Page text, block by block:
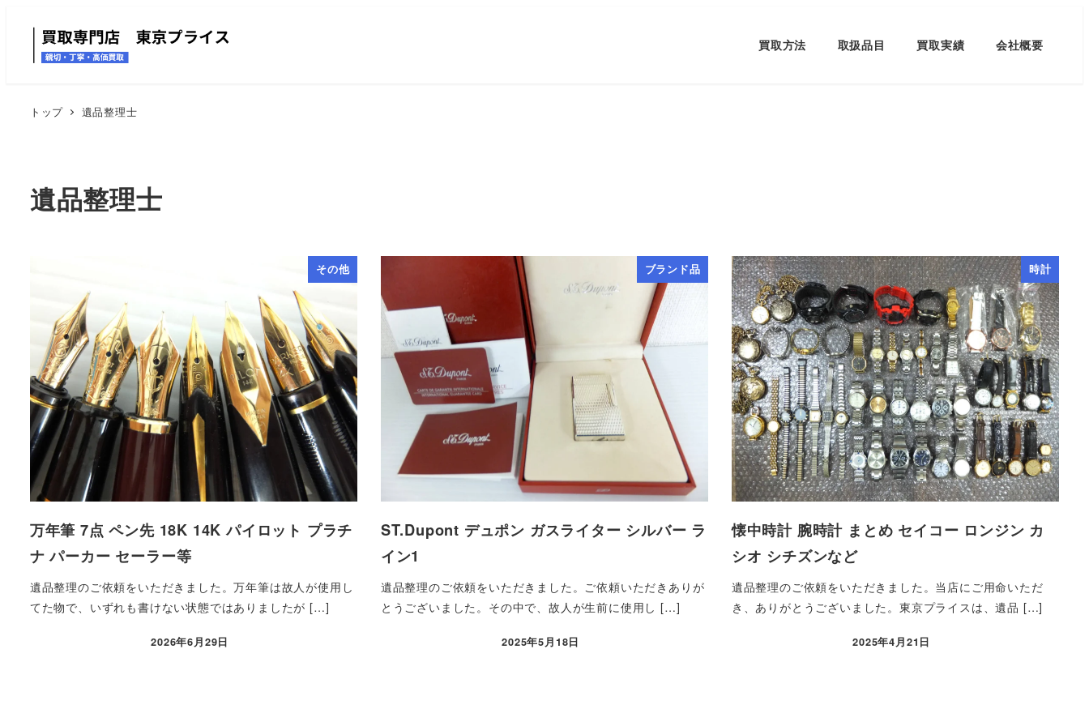
買取方法 取扱品目 買取実績 会社概要
トップ 遺品整理士
遺品整理士
その他
万年筆 7点 ペン先 18K 14K パイロット プラチ
ナ パーカー セーラー等
遺品整理のご依頼をいただきました。万年筆は故人が使用し
てた物で、いずれも書けない状態ではありましたが […]
2026年6月29日
ブランド品
ST.Dupont デュポン ガスライター シルバー ラ
イン1
遺品整理のご依頼をいただきました。ご依頼いただきありが
とうございました。その中で、故人が生前に使用し […]
2025年5月18日
時計
懐中時計 腕時計 まとめ セイコー ロンジン カ
シオ シチズンなど
遺品整理のご依頼をいただきました。当店にご用命いただ
き、ありがとうございました。東京プライスは、遺品 […]
2025年4月21日